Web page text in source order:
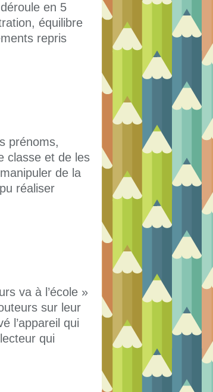
en 5
équilibre
repris
prénoms,
classe et de les
de la
réaliser
va à l’école »
sur leur
l’appareil qui
qui